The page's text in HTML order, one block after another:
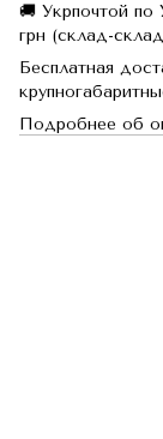
🚚 Укрпочтой по
грн (склад-
Бесплатная
Подробнее об